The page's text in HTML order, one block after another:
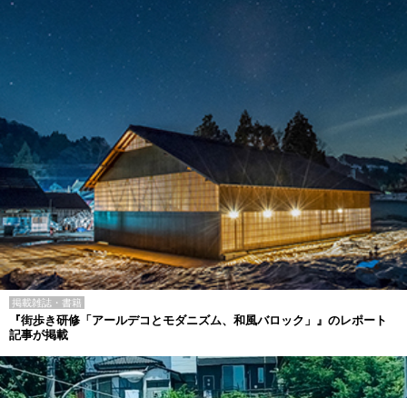
掲載雑誌・書籍
『街歩き研修「アールデコとモダニズム、和風バロック」』のレポート
記事が掲載